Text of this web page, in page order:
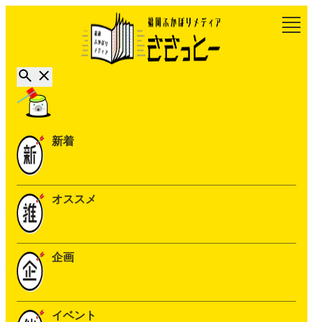
新着
オススメ
企画
イベント